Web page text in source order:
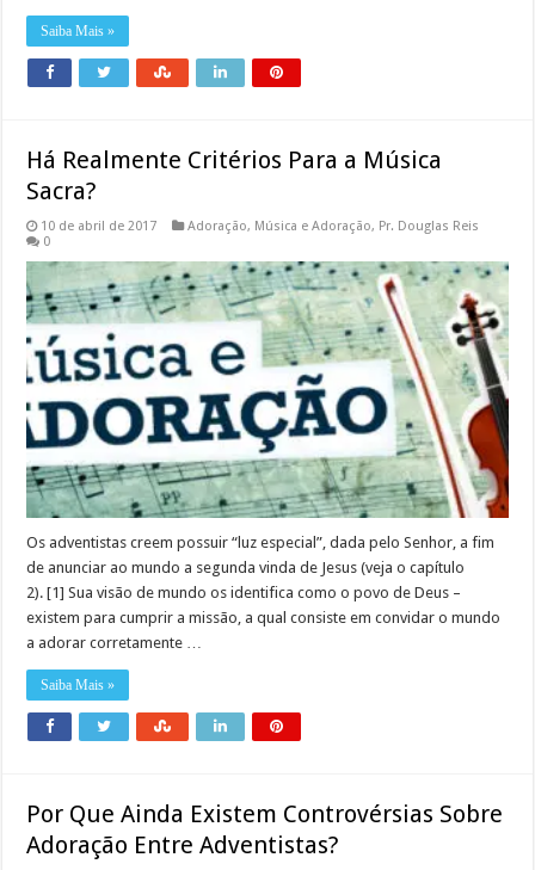
Saiba Mais »
Há Realmente Critérios Para a Música
Sacra?
10 de abril de 2017 Adoração, Música e Adoração, Pr. Douglas Reis
0
Os adventistas creem possuir “luz especial”, dada pelo Senhor, a fim
de anunciar ao mundo a segunda vinda de Jesus (veja o capítulo
2). [1] Sua visão de mundo os identifica como o povo de Deus –
existem para cumprir a missão, a qual consiste em convidar o mundo
a adorar corretamente …
Saiba Mais »
Por Que Ainda Existem Controvérsias Sobre
Adoração Entre Adventistas?